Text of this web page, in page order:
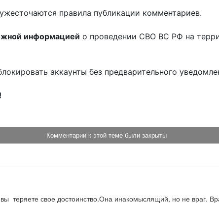
правила публикации комментариев.
информацией о проведении СВО ВС РФ на
аккаунты без предварительного
Комментарии к этой теме были закрыты
теряете свое достоинство.Она инакомыслящий, но не враг.